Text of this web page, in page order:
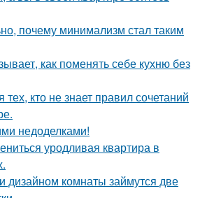
почему минимализм стал таким
как поменять себе кухню без
кто не знает правил сочетаний
недоделками!
уродливая квартира в
дизайном комнаты займутся две